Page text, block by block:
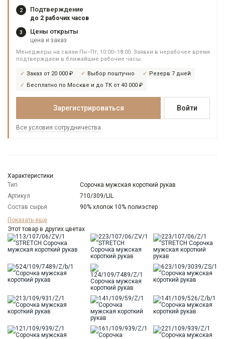
2 Подтверждение
до 2 рабочих часов
3 Цены открыты
цена и заказ
Менеджеры на связи Пн–Пт, 10:00–18:00. Заявки в нерабочее время
подтверждаем в ближайшие рабочие часы.
Заказ от 20 000 ₽ Выбор поштучно
Резерв 7 дней
Бесплатно по Москве и до ТК от 40 000 ₽
Зарегистрироваться Войти
Все условия сотрудничества
Характеристики
Тип
Сорочка мужская короткий рукав
Артикул
710/309/LIL
Состав сырья
90% хлопок 10% полиэстер
Бренд
Модель
Классическая
Цвет
Сиреневый
Ворот
Французский
Карман
стандартный, слева, накладной
Силуэт
Прямой силуэт / Сlassic fit
Показать еще
Этот товар в других цветах